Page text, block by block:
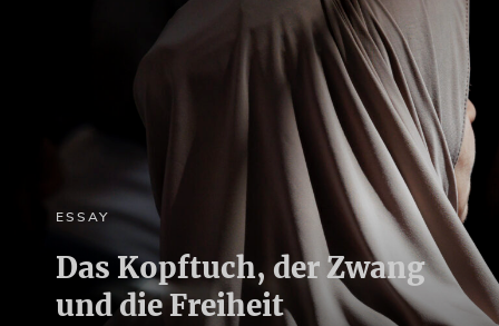
ESSAY
Das Kopftuch, der Zwang
und die Freiheit